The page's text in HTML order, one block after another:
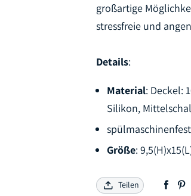
großartige
stressfreie und
Details:
Material: Deckel:
Silikon,
spülmaschinenfest
Größe:
Teilen